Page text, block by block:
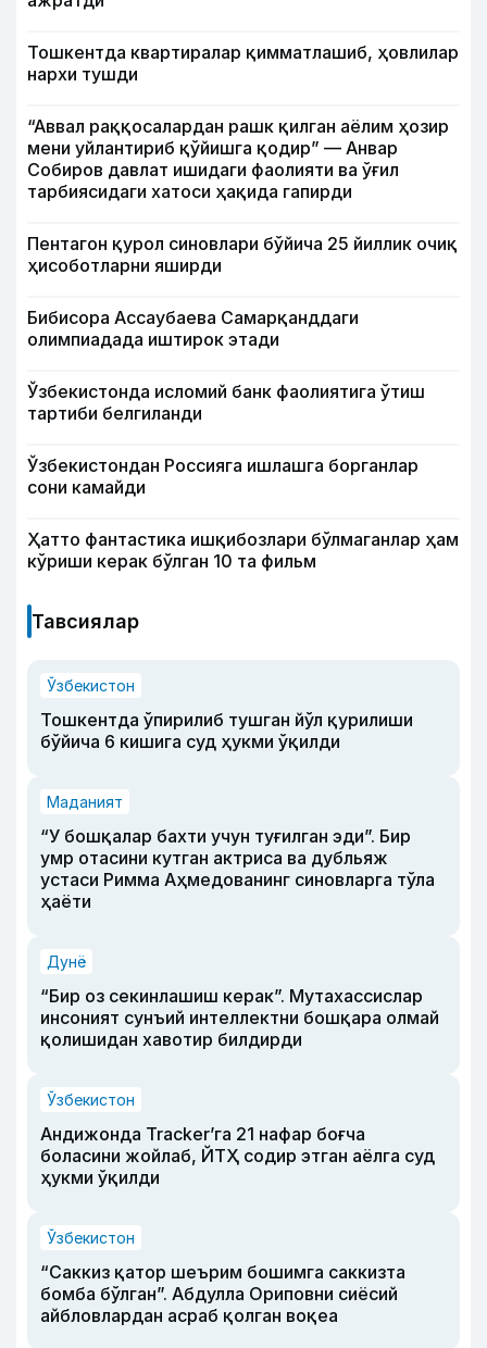
Тошкентда квартиралар қимматлашиб, ҳовлилар
нархи тушди
“Аввал раққосалардан рашк қилган аёлим ҳозир
мени уйлантириб қўйишга қодир” — Анвар
Собиров давлат ишидаги фаолияти ва ўғил
тарбиясидаги хатоси ҳақида гапирди
Пентагон қурол синовлари бўйича 25 йиллик очиқ
ҳисоботларни яширди
Бибисора Ассаубаева Самарқанддаги
олимпиадада иштирок этади
Ўзбекистонда исломий банк фаолиятига ўтиш
тартиби белгиланди
Ўзбекистондан Россияга ишлашга борганлар
сони камайди
Ҳатто фантастика ишқибозлари бўлмаганлар ҳам
кўриши керак бўлган 10 та фильм
Тавсиялар
Ўзбекистон
Тошкентда ўпирилиб тушган йўл қурилиши
бўйича 6 кишига суд ҳукми ўқилди
Маданият
“У бошқалар бахти учун туғилган эди”. Бир
умр отасини кутган актриса ва дубльяж
устаси Римма Аҳмедованинг синовларга тўла
ҳаёти
Дунё
“Бир оз секинлашиш керак”. Мутахассислар
инсоният сунъий интеллектни бошқара олмай
қолишидан хавотир билдирди
Ўзбекистон
Андижонда Tracker’га 21 нафар боғча
боласини жойлаб, ЙТҲ содир этган аёлга суд
ҳукми ўқилди
Ўзбекистон
“Саккиз қатор шеърим бошимга саккизта
бомба бўлган”. Абдулла Ориповни сиёсий
айбловлардан асраб қолган воқеа